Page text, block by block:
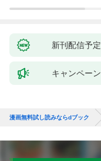
新刊配信予定
キャンペーン
漫画無料試し読みならdブック